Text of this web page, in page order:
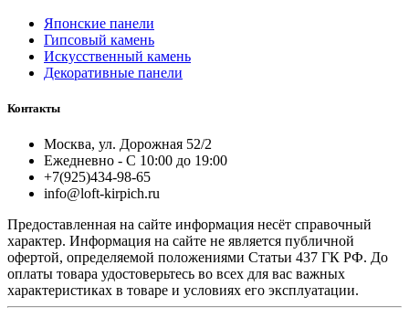
Японские панели
Гипсовый камень
Искусственный камень
Декоративные панели
Контакты
Москва, ул. Дорожная 52/2
Ежедневно - С 10:00 до 19:00
+7(925)434-98-65
info@loft-kirpich.ru
Предоставленная на сайте информация несёт справочный
характер. Информация на сайте не является публичной
офертой, определяемой положениями Статьи 437 ГК РФ. До
оплаты товара удостоверьтесь во всех для вас важных
характеристиках в товаре и условиях его эксплуатации.